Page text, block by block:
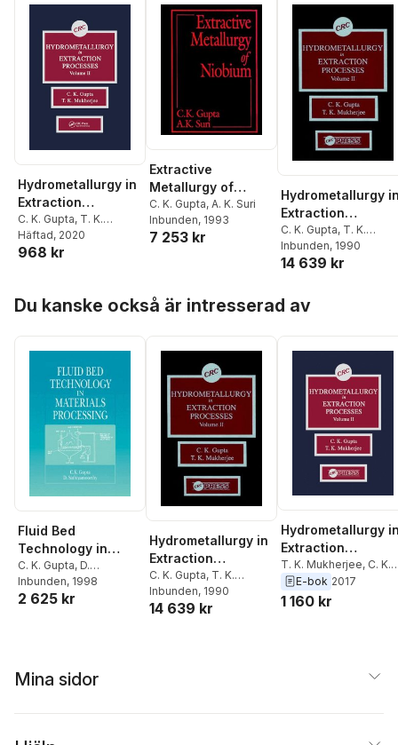
Hydrometallurgy in
Extraction
Processes, Volume
II
C. K. Gupta, T. K.
Mukherjee
Häftad, 2020
968 kr
Extractive
Metallurgy of
Niobium
C. K. Gupta, A. K. Suri
Inbunden, 1993
7 253 kr
Hydrometallurgy
Extraction
Processes,
II
C. K. Gupta, T. K.
Mukherjee
Inbunden, 1990
14 639 kr
Du kanske också är intresserad av
Fluid Bed
Technology in
Materials
Processing
C. K. Gupta, D.
Sathiyamoorthy
Inbunden, 1998
2 625 kr
Hydrometallurgy in
Extraction
Processes, Volume
II
C. K. Gupta, T. K.
Mukherjee
Inbunden, 1990
14 639 kr
Hydrometallurgy
Extraction
Processes,
II
T. K. Mukherjee, C. K.
Gupta
E-bok 2017
1 160 kr
Mina sidor